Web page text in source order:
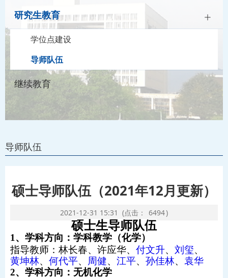
研究生教育
学位点建设
导师队伍
继续教育
导师队伍
硕士导师队伍（2021年12月更新）
2021-12-31 15:31 (点击： 6494)
硕士生导师队伍
1、学科方向：学科教学（化学）
指导教师： 林长春、 许应华、 付文升、 刘玺、
黄坤林、 何代平、 周健、 江平、 孙佳林、 袁华
2、学科方向：无机化学